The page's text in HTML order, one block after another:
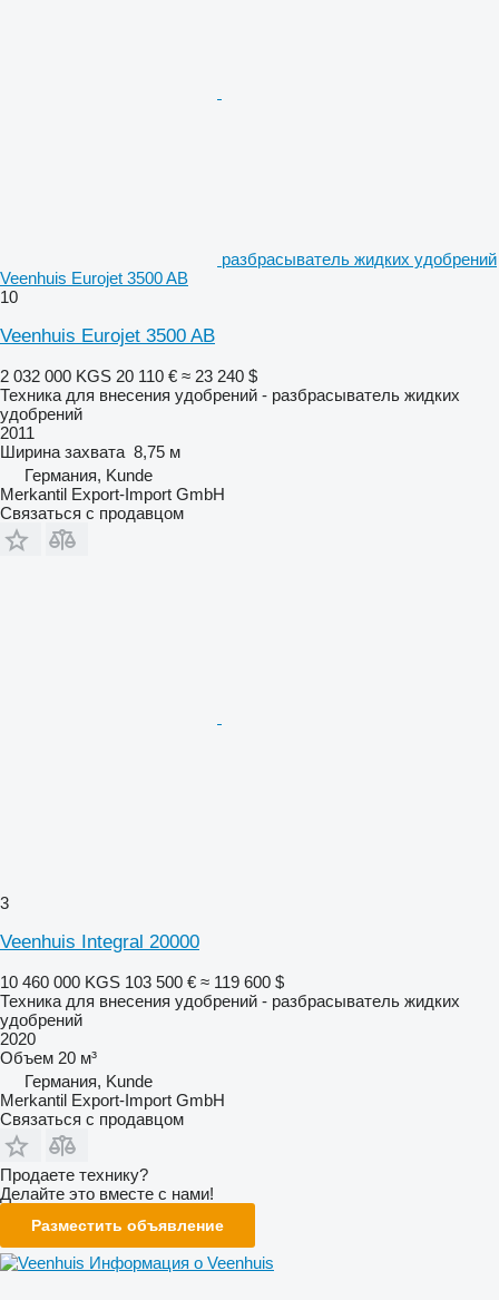
разбрасыватель жидких удобрений
Veenhuis Eurojet 3500 AB
10
Veenhuis Eurojet 3500 AB
2 032 000 KGS 20 110 € ≈ 23 240 $
Техника для внесения удобрений - разбрасыватель жидких
удобрений
2011
Ширина захвата 8,75 м
Германия, Kunde
Merkantil Export-Import GmbH
Связаться с продавцом
3
Veenhuis Integral 20000
10 460 000 KGS 103 500 € ≈ 119 600 $
Техника для внесения удобрений - разбрасыватель жидких
удобрений
2020
Объем 20 м³
Германия, Kunde
Merkantil Export-Import GmbH
Связаться с продавцом
Продаете технику?
Делайте это вместе с нами!
Разместить объявление
Информация о Veenhuis